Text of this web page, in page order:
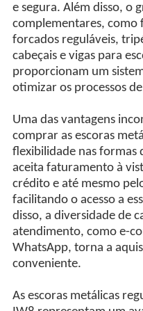
e segura. Além disso, o
complementares, como
forcados reguláveis,
cabeçais e vigas para
proporcionam um
otimizar os processos
Uma das vantagens
comprar as escoras
flexibilidade nas formas
aceita faturamento à
crédito e até mesmo
facilitando o acesso a
disso, a diversidade de
atendimento, como e-
WhatsApp, torna a
conveniente.
As escoras metálicas